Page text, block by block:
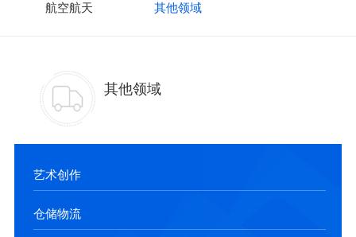
航空航天 其他领域
其他领域
艺术创作
仓储物流